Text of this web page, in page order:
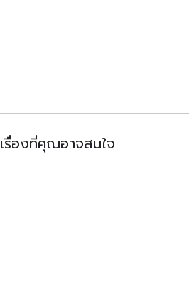
เรื่องที่คุณอาจสนใจ